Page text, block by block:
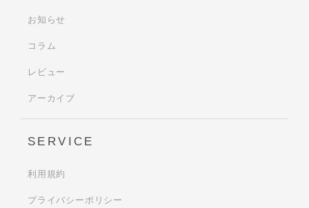
お知らせ
コラム
レビュー
アーカイブ
SERVICE
利用規約
プライバシーポリシー